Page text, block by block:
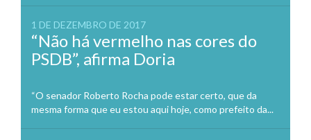
1 DE DEZEMBRO DE 2017
“Não há vermelho nas cores do
PSDB”, afirma Doria
“O senador Roberto Rocha pode estar certo, que da
mesma forma que eu estou aqui hoje, como prefeito da...